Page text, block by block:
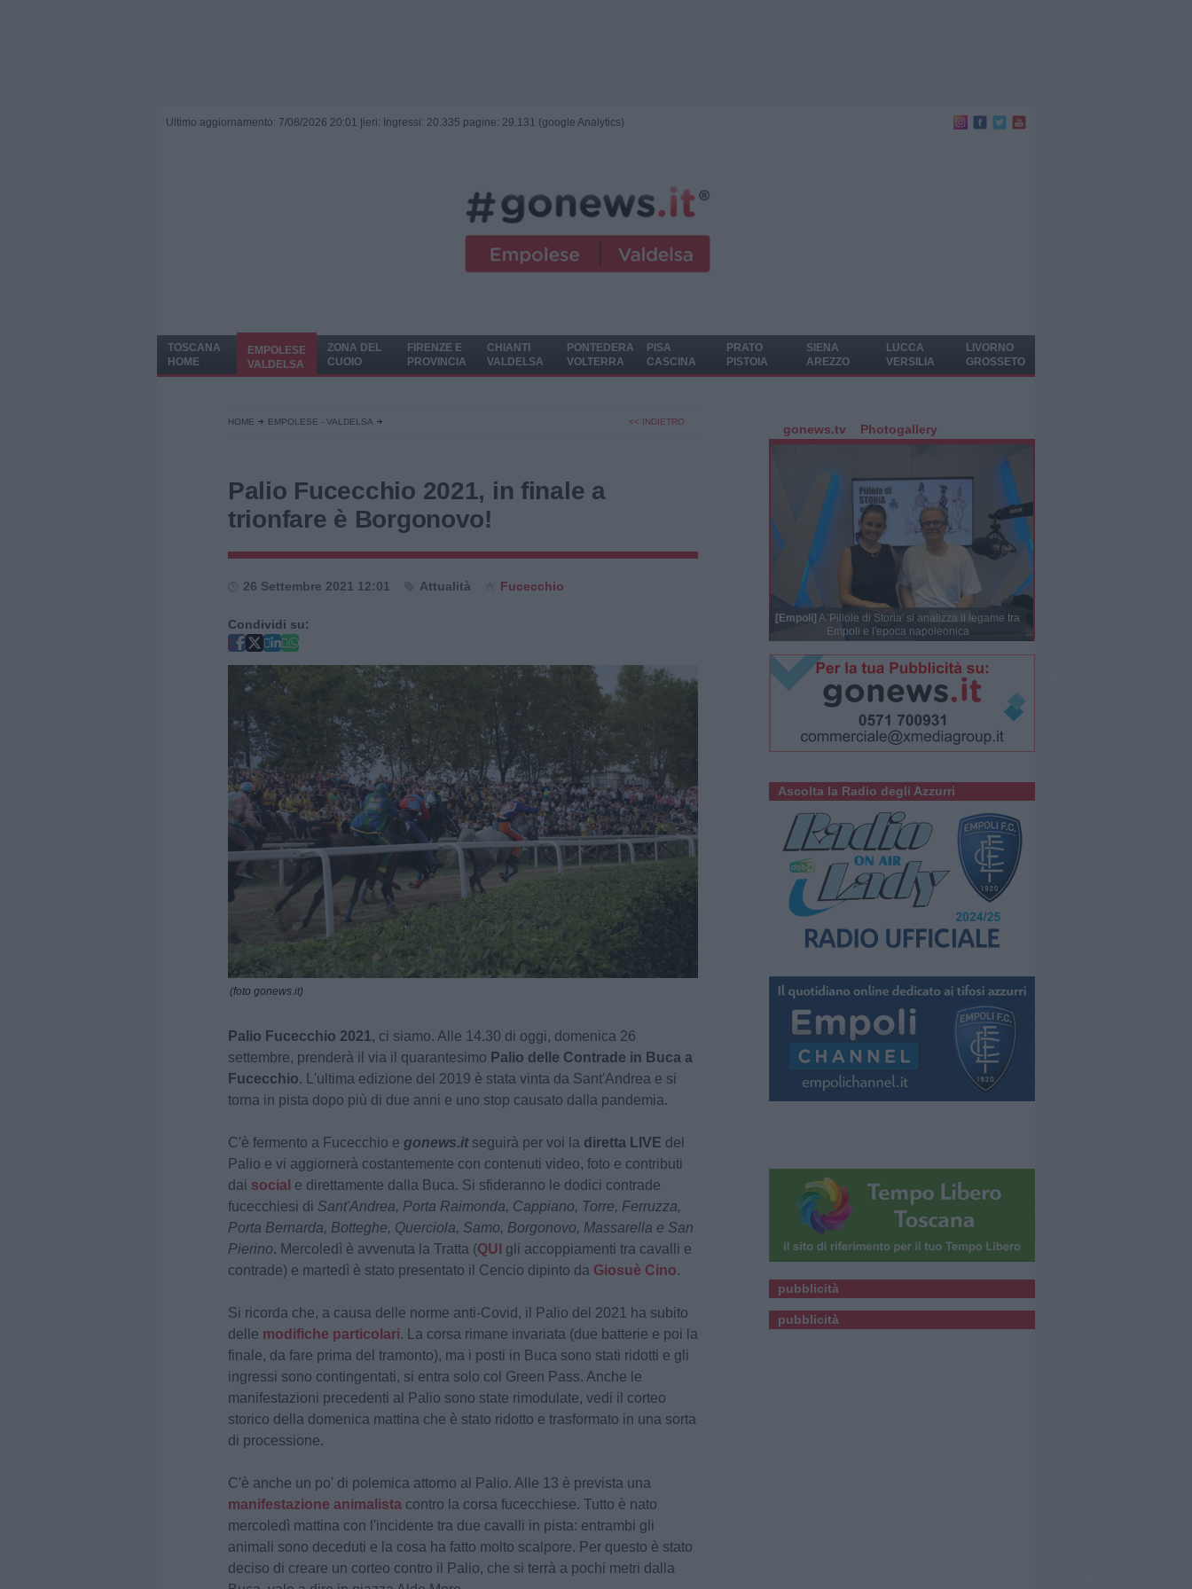
Ultimo aggiornamento: 7/08/2026 20:01 | ieri: Ingressi: 20.335 pagine: 29.131 (google Analytics)
TOSCANA
HOME
EMPOLESE
VALDELSA
ZONA DEL
CUOIO
FIRENZE E
PROVINCIA
CHIANTI
VALDELSA
PONTEDERA
VOLTERRA
PISA
CASCINA
PRATO
PISTOIA
SIENA
AREZZO
LUCCA
VERSILIA
LIVORNO
GROSSETO
HOME EMPOLESE - VALDELSA << INDIETRO
Palio Fucecchio 2021, in finale a
trionfare è Borgonovo!
26 Settembre 2021 12:01 Attualità Fucecchio
Condividi su:
(foto gonews.it)
Palio Fucecchio 2021, ci siamo. Alle 14.30 di oggi, domenica 26
settembre, prenderà il via il quarantesimo Palio delle Contrade in Buca a
Fucecchio. L'ultima edizione del 2019 è stata vinta da Sant'Andrea e si
torna in pista dopo più di due anni e uno stop causato dalla pandemia.
C'è fermento a Fucecchio e gonews.itseguirà per voi la diretta LIVE del
Palio e vi aggiornerà costantemente con contenuti video, foto e contributi
dai social e direttamente dalla Buca. Si sfideranno le dodici contrade
fucecchiesi di Sant'Andrea, Porta Raimonda, Cappiano, Torre, Ferruzza,
Porta Bernarda, Botteghe, Querciola, Samo, Borgonovo, Massarella e San
Pierino. Mercoledì è avvenuta la Tratta (QUI gli accoppiamenti tra cavalli e
contrade) e martedì è stato presentato il Cencio dipinto da Giosuè Cino.
Si ricorda che, a causa delle norme anti-Covid, il Palio del 2021 ha subito
delle modifiche particolari. La corsa rimane invariata (due batterie e poi la
finale, da fare prima del tramonto), ma i posti in Buca sono stati ridotti e gli
ingressi sono contingentati, si entra solo col Green Pass. Anche le
manifestazioni precedenti al Palio sono state rimodulate, vedi il corteo
storico della domenica mattina che è stato ridotto e trasformato in una sorta
di processione.
C'è anche un po' di polemica attorno al Palio. Alle 13 è prevista una
manifestazione animalista contro la corsa fucecchiese. Tutto è nato
mercoledì mattina con l'incidente tra due cavalli in pista: entrambi gli
animali sono deceduti e la cosa ha fatto molto scalpore. Per questo è stato
deciso di creare un corteo contro il Palio, che si terrà a pochi metri dalla
gonews.tv Photogallery
[Empoli] A 'Pillole di Storia' si analizza il legame tra
Empoli e l'epoca napoleonica
Ascolta la Radio degli Azzurri
pubblicità
pubblicità